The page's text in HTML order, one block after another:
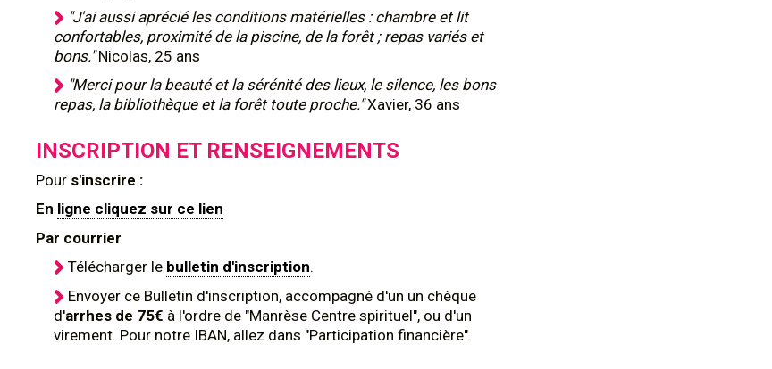
"J'ai aussi aprécié les conditions matérielles : chambre et lit
confortables, proximité de la piscine, de la forêt ; repas variés et
bons."Nicolas, 25 ans
"Merci pour la beauté et la sérénité des lieux, le silence, les bons
repas, la bibliothèque et la forêt toute proche."Xavier, 36 ans
INSCRIPTION ET RENSEIGNEMENTS
Pour s'inscrire :
En ligne cliquez sur ce lien
Par courrier
Télécharger le bulletin d'inscription.
Envoyer ce Bulletin d'inscription, accompagné d'un un chèque
d'arrhes de 75€ à l'ordre de "Manrèse Centre spirituel", ou d'un
virement. Pour notre IBAN, allez dans "Participation financière".